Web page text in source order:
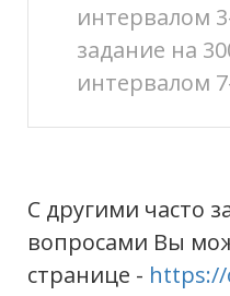
интервалом
задание на
интервалом
С другими часто
вопросами Вы
странице -